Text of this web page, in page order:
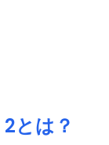
とは？